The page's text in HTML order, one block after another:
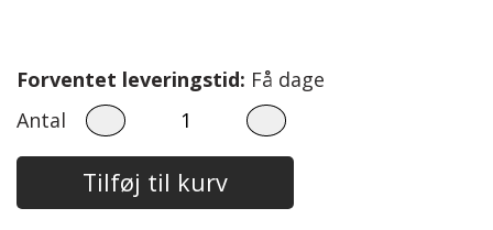
Projektposer
Penny Shopper
Selskabstasker
Forventet leveringstid: Få dage
Antal
Tilføj til kurv